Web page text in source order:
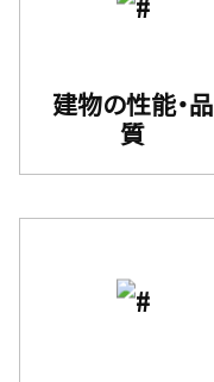
建物の性能・品
質